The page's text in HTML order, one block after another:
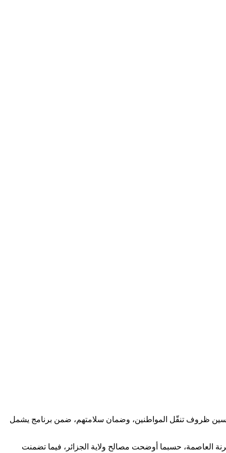
تحسين ظروف تنقّل المواطنين، وضمان سلامتهم، ضمن برنامج يشمل
العاصمة، حسبما أوضحت مصالح ولاية الجزائر، فيما تضمنت